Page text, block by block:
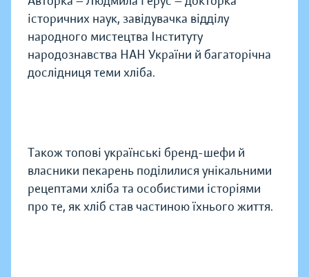
історичних наук, завідувачка відділу
народного мистецтва Інституту
народознавства НАН України й багаторічна
дослідниця теми хліба.
Також топові українські бренд-шефи й
власники пекарень поділилися унікальними
рецептами хліба та особистими історіями
про те, як хліб став частиною їхнього життя.